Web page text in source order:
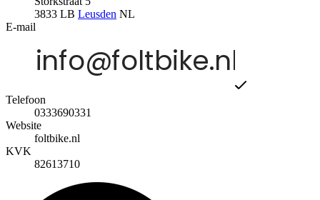
3833 LB Leusden NL
E-mail
Telefoon
0333690331
Website
foltbike.nl
KVK
82613710